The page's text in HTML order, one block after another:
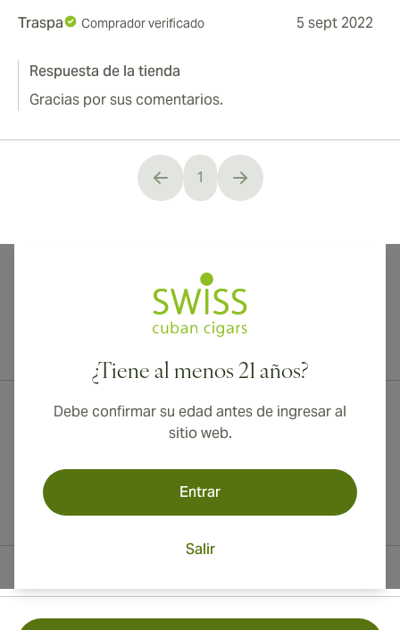
Traspa
Comprador verificado 5 sept 2022
Respuesta de la tienda
Gracias por sus comentarios.
You're currently reading page
1
¿Tiene al menos 21 años?
Debe confirmar su edad antes de ingresar al
sitio web.
Entrar
Salir